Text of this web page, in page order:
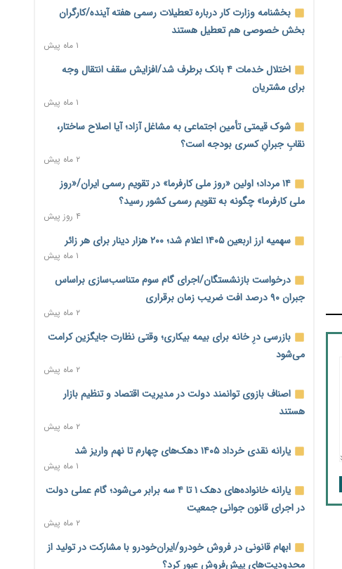
آهنین برای اقتصاد
عینک گران‌تر شد؛ ارز و عوارض گمرکی قدرت خرید مردم را نشانه
رفت
اطمینان وزیر جهاد از تأمین کالاهای اساسی؛ «نگران نباشید»
۲ ساعت پیش
پیام‌رسان‌های ایرانی در مسیر ورود به بورس؛ عرضه اولیه یک
۲ ساعت پیش
هشدار درباره کاهش عرضه مسکن اجاره‌ای؛ دولت واحدهای خود
۲۲ ساعت پیش
رسانه تخصصی باید مطالبه‌گری، دقت و استقلال را سرلوحه کار
خود قرار دهد
احراز صلاحیت ۱۹۴۱ مدیر در شرکت‌های وزارت کار انجام نشده
است؛ شایسته‌سالاری زیر فشار؟
صادرات محصولات آب‌بر در اوج خشکسالی؛ تراز تجاری به چه
قیمتی؟
موبایل گران می‌شود؟ هزینه واردات ۱۰ برابر شد، ثبت سفارش
همچنان متوقف است
کارخانه‌ها ایستادند؛ تولیدکنندگان همچنان زیر فشار خسارت و
تأمین مواد اولیه
قیمت مسکن در دست سازنده‌های خرد؛ چگونه «عددسازی» بازار
ملک را ملتهب می‌کند؟
بخشنامه وزارت کار درباره تعطیلات رسمی هفته آینده/کارگران
بخش خصوصی هم تعطیل هستند
۱ ماه پیش
اختلال خدمات ۴ بانک برطرف شد/افزایش سقف انتقال وجه
برای مشتریان
۱ ماه پیش
شوک قیمتی تأمین اجتماعی به مشاغل آزاد؛ آیا اصلاح ساختار،
نقابِ جبرانِ کسری بودجه است؟
۲ ماه پیش
۱۴ مرداد؛ اولین «روز ملی کارفرما» در تقویم رسمی ایران/«روز
ملی کارفرما» چگونه به تقویم رسمی کشور رسید؟
۴ روز پیش
سهمیه ارز اربعین ۱۴۰۵ اعلام شد؛ ۲۰۰ هزار دینار برای هر زائر
۱ ماه پیش
درخواست بازنشستگان/اجرای گام سوم متناسب‌سازی براساس
جبران ۹۰ درصد افت ضریب زمان برقراری
۲ ماه پیش
بازرسی درِ خانه برای بیمه بیکاری؛ وقتی نظارت جایگزین کرامت
می‌شود
۲ ماه پیش
اصناف بازوی توانمند دولت در مدیریت اقتصاد و تنظیم بازار
هستند
۲ ماه پیش
یارانه نقدی خرداد ۱۴۰۵ دهک‌های چهارم تا نهم واریز شد
۱ ماه پیش
یارانه خانواده‌های دهک ۱ تا ۴ سه برابر می‌شود؛ گام عملی دولت
در اجرای قانون جوانی جمعیت
۲ ماه پیش
ابهام قانونی در فروش خودرو/ایران‌خودرو با مشارکت در تولید از
محدودیت‌های پیش‌فروش عبور کرد؟